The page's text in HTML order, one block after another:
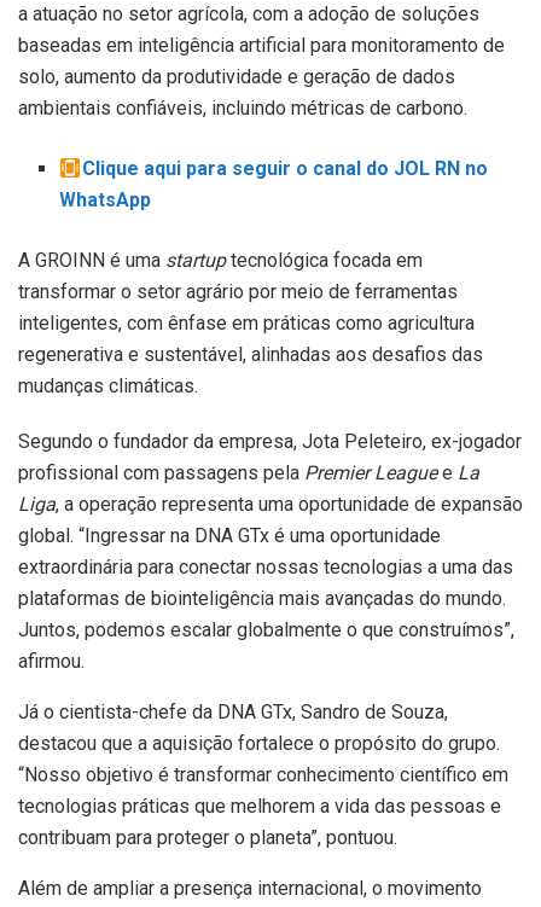
a atuação no setor agrícola, com a adoção de soluções
baseadas em inteligência artificial para monitoramento de
solo, aumento da produtividade e geração de dados
ambientais confiáveis, incluindo métricas de carbono.
Clique aqui para seguir o canal do JOL RN no
WhatsApp
A GROINN é uma startuptecnológica focada em
transformar o setor agrário por meio de ferramentas
inteligentes, com ênfase em práticas como agricultura
regenerativa e sustentável, alinhadas aos desafios das
mudanças climáticas.
Segundo o fundador da empresa, Jota Peleteiro, ex-jogador
profissional com passagens pela Premier Leaguee La
Liga, a operação representa uma oportunidade de expansão
global. “Ingressar na DNA GTx é uma oportunidade
extraordinária para conectar nossas tecnologias a uma das
plataformas de biointeligência mais avançadas do mundo.
Juntos, podemos escalar globalmente o que construímos”,
afirmou.
Já o cientista-chefe da DNA GTx, Sandro de Souza,
destacou que a aquisição fortalece o propósito do grupo.
“Nosso objetivo é transformar conhecimento científico em
tecnologias práticas que melhorem a vida das pessoas e
contribuam para proteger o planeta”, pontuou.
Além de ampliar a presença internacional, o movimento